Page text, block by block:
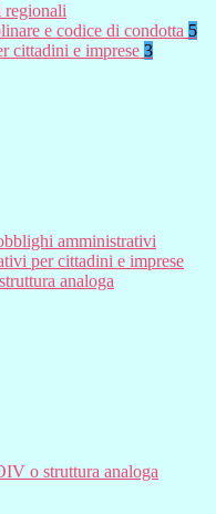
regionali
e codice di condotta 5
cittadini e imprese 3
amministrativi
per cittadini e imprese
analoga
o struttura analoga